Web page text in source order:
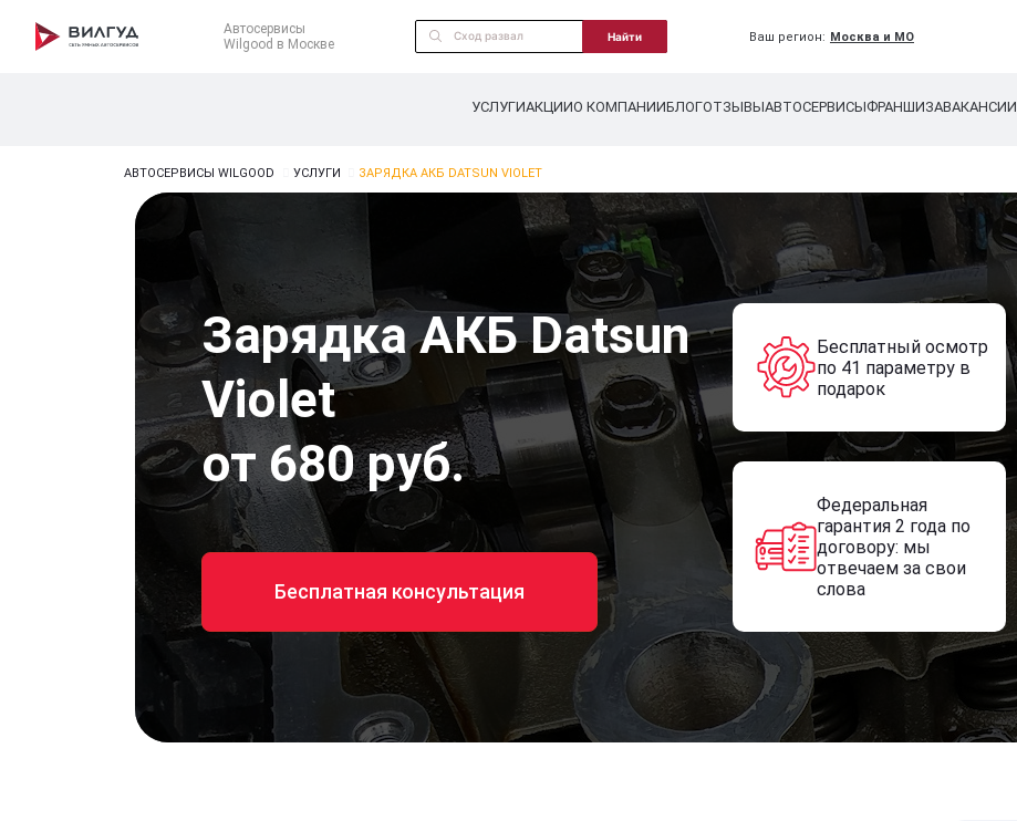
Автосервисы
Wilgood в Москве
Найти Ваш регион: Москва и МО
УСЛУГИАКЦИИО КОМПАНИИБЛОГОТЗЫВЫАВТОСЕРВИСЫФРАНШИЗАВАКАНСИИ
АВТОСЕРВИСЫ WILGOOD УСЛУГИ ЗАРЯДКА АКБ DATSUN VIOLET
Зарядка АКБ Datsun
Violet
от 680 руб.
Бесплатная консультация
Бесплатный осмотр
по 41 параметру в
подарок
Федеральная
гарантия 2 года по
договору: мы
отвечаем за свои
слова